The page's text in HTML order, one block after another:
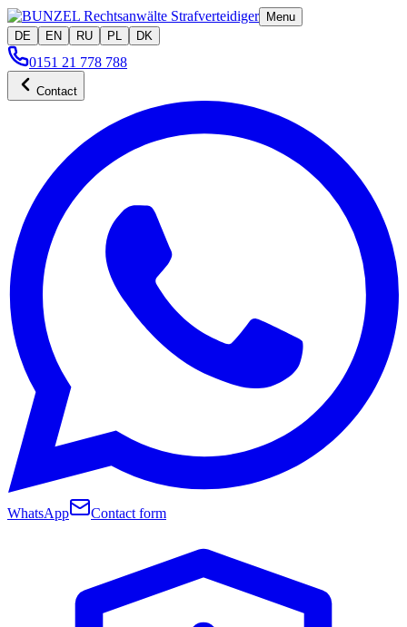
Menu
DE
EN RU PL DK
0151 21 778 788
Contact
WhatsApp Contact form